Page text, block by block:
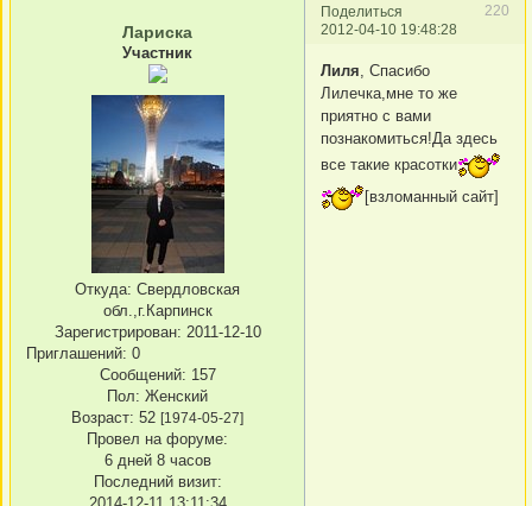
Поделиться
220
2012-04-10 19:48:28
Лариска
Участник
Откуда: Свердловская
обл.,г.Карпинск
Зарегистрирован: 2011-12-10
Приглашений: 0
Сообщений: 157
Пол: Женский
Возраст: 52 [1974-05-27]
Провел на форуме:
6 дней 8 часов
Последний визит:
Лиля, Спасибо
Лилечка,мне то же
приятно с вами
познакомиться!Да здесь
все такие красотки
[взломанный сайт]